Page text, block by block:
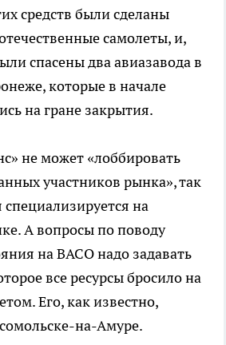
средств были сделаны
самолеты, и,
спасены два авиазавода в
которые в начале
на гране закрытия.
не может «лоббировать
участников рынка», так
на
А вопросы по поводу
на ВАСО надо задавать
все ресурсы бросило на
Его, как известно,
на-Амуре.